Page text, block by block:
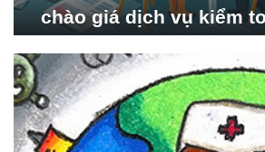
chào giá dịch vụ kiểm
Nghiên cứu Phát triển
hội_ISDS)